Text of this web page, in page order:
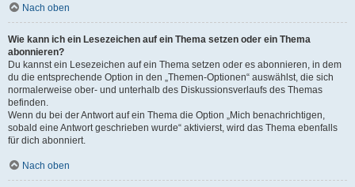
Nach oben
Wie kann ich ein Lesezeichen auf ein Thema setzen oder ein Thema
abonnieren?
Du kannst ein Lesezeichen auf ein Thema setzen oder es abonnieren, in dem
du die entsprechende Option in den „Themen-Optionen“ auswählst, die sich
normalerweise ober- und unterhalb des Diskussionsverlaufs des Themas
befinden.
Wenn du bei der Antwort auf ein Thema die Option „Mich benachrichtigen,
sobald eine Antwort geschrieben wurde“ aktivierst, wird das Thema ebenfalls
für dich abonniert.
Nach oben